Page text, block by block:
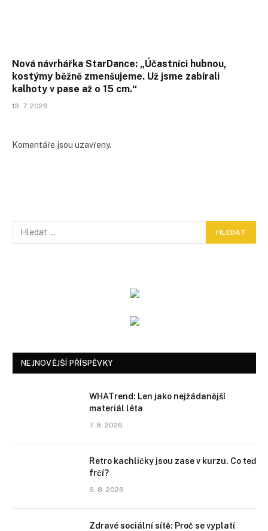
Nová návrhářka StarDance: „Účastníci hubnou,
kostýmy běžně zmenšujeme. Už jsme zabírali
kalhoty v pase až o 15 cm.“
13. 7. 2026
Komentáře jsou uzavřeny.
NEJNOVĚJŠÍ PŘÍSPĚVKY
WHATrend: Len jako nejžádanější
materiál léta
7. 8. 2026
Retro kachličky jsou zase v kurzu. Co teď
frčí?
6. 8. 2026
Zdravé sociální sítě: Proč se vyplatí